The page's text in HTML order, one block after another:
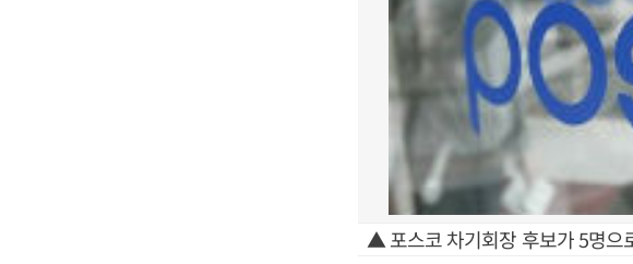
▲ 포스코 차기회장 후보가 5명으